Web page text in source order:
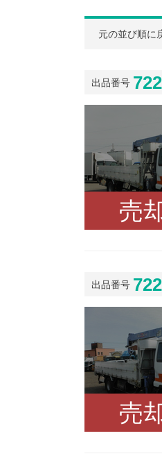
元の並び順に
出品番号
売
出品番号
売